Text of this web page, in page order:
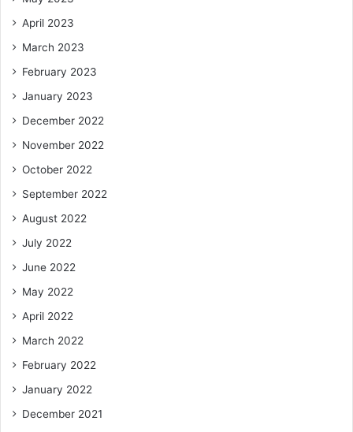
April 2023
March 2023
February 2023
January 2023
December 2022
November 2022
October 2022
September 2022
August 2022
July 2022
June 2022
May 2022
April 2022
March 2022
February 2022
January 2022
December 2021